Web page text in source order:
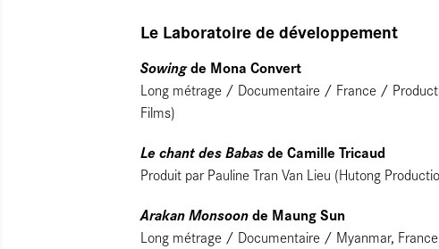
Le Laboratoire de développement
Sowingde Mona Convert
Long métrage / Documentaire / France /
Films)
Le chant des Babasde Camille Tricaud
Produit par Pauline Tran Van Lieu (Hutong
Arakan Monsoonde Maung Sun
Long métrage / Documentaire / Myanmar,